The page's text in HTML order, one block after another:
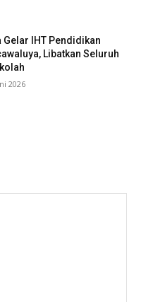
Gelar IHT Pendidikan
Libatkan Seluruh
2026